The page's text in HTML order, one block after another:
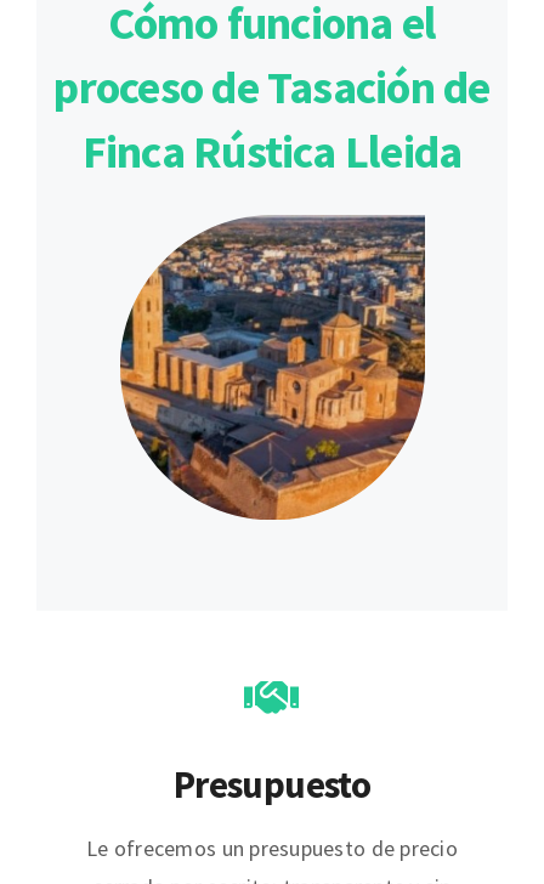
Cómo funciona el
proceso de Tasación de
Finca Rústica Lleida
Presupuesto
Le ofrecemos un presupuesto de precio